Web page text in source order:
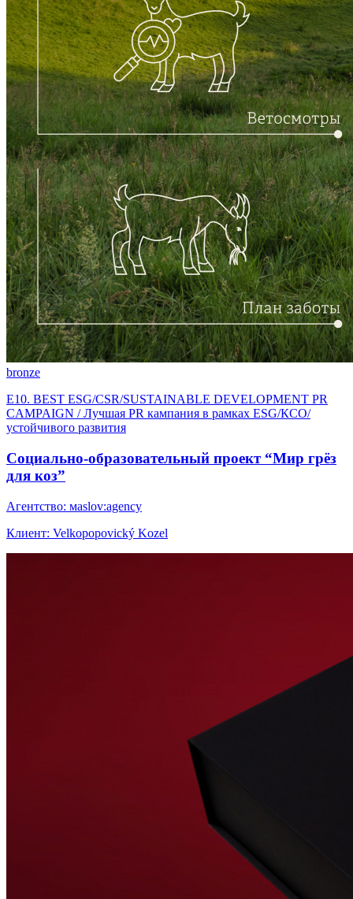
bronze
E10. BEST ESG/CSR/SUSTAINABLE DEVELOPMENT PR
CAMPAIGN / Лучшая PR кампания в рамках ESG/КСО/
устойчивого развития
Социально-образовательный проект “Мир грёз
для коз”
Агентство: мaslov:agency
Клиент: Velkopopovický Kozel